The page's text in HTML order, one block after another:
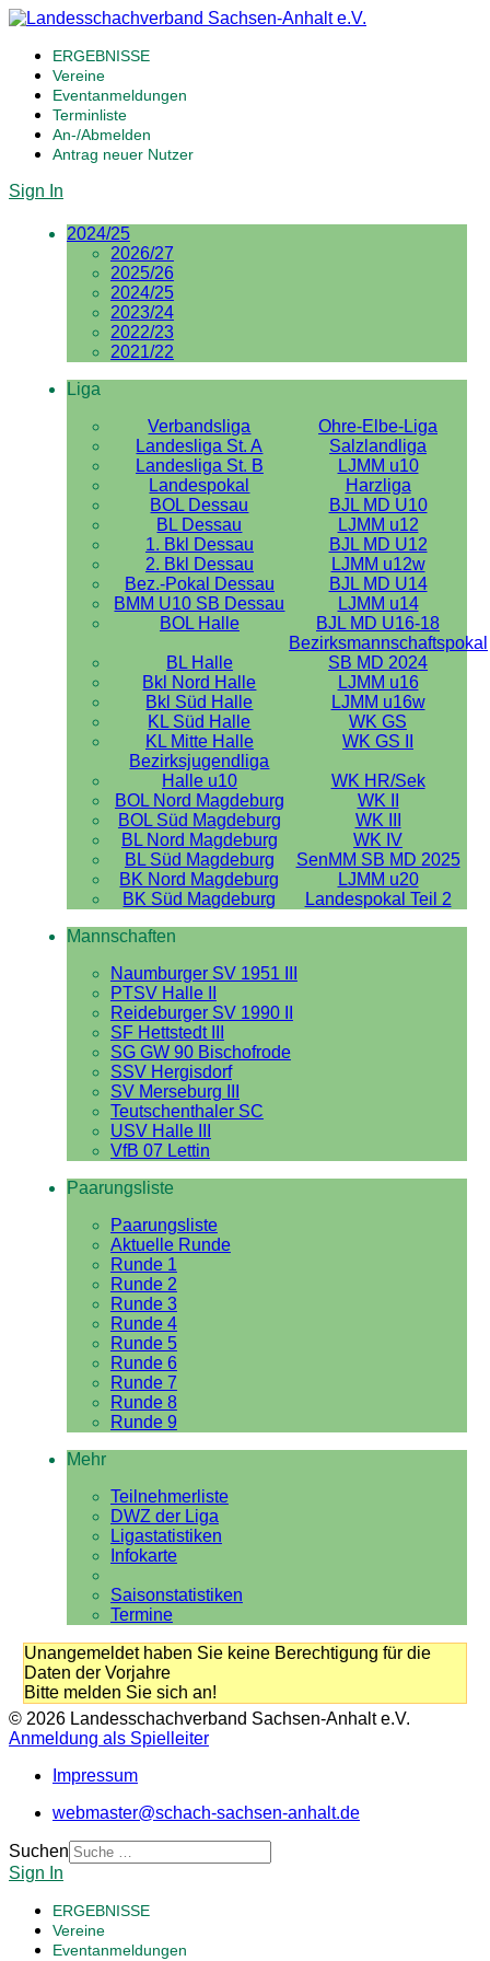
ERGEBNISSE
Vereine
Eventanmeldungen
Terminliste
An-/Abmelden
Antrag neuer Nutzer
Sign In
2024/25
2026/27
2025/26
2024/25
2023/24
2022/23
2021/22
Liga
Verbandsliga
Ohre-Elbe-Liga
Landesliga St. A
Salzlandliga
Landesliga St. B
LJMM u10
Landespokal
Harzliga
BOL Dessau
BJL MD U10
BL Dessau
LJMM u12
1. Bkl Dessau
BJL MD U12
2. Bkl Dessau
LJMM u12w
Bez.-Pokal Dessau
BJL MD U14
BMM U10 SB Dessau
LJMM u14
BOL Halle
BJL MD U16-18
BL Halle
Bezirksmannschaftspokal
SB MD 2024
Bkl Nord Halle
LJMM u16
Bkl Süd Halle
LJMM u16w
KL Süd Halle
WK GS
KL Mitte Halle
WK GS II
Bezirksjugendliga
Halle u10
WK HR/Sek
BOL Nord Magdeburg
WK II
BOL Süd Magdeburg
WK III
BL Nord Magdeburg
WK IV
BL Süd Magdeburg
SenMM SB MD 2025
BK Nord Magdeburg
LJMM u20
BK Süd Magdeburg
Landespokal Teil 2
Mannschaften
Naumburger SV 1951 III
PTSV Halle II
Reideburger SV 1990 II
SF Hettstedt III
SG GW 90 Bischofrode
SSV Hergisdorf
SV Merseburg III
Teutschenthaler SC
USV Halle III
VfB 07 Lettin
Paarungsliste
Paarungsliste
Aktuelle Runde
Runde 1
Runde 2
Runde 3
Runde 4
Runde 5
Runde 6
Runde 7
Runde 8
Runde 9
Mehr
Teilnehmerliste
DWZ der Liga
Ligastatistiken
Infokarte
Saisonstatistiken
Termine
Unangemeldet haben Sie keine Berechtigung für die
Daten der Vorjahre
Bitte melden Sie sich an!
© 2026 Landesschachverband Sachsen-Anhalt e.V.
Anmeldung als Spielleiter
Impressum
webmaster@schach-sachsen-anhalt.de
Suchen
Sign In
ERGEBNISSE
Vereine
Eventanmeldungen